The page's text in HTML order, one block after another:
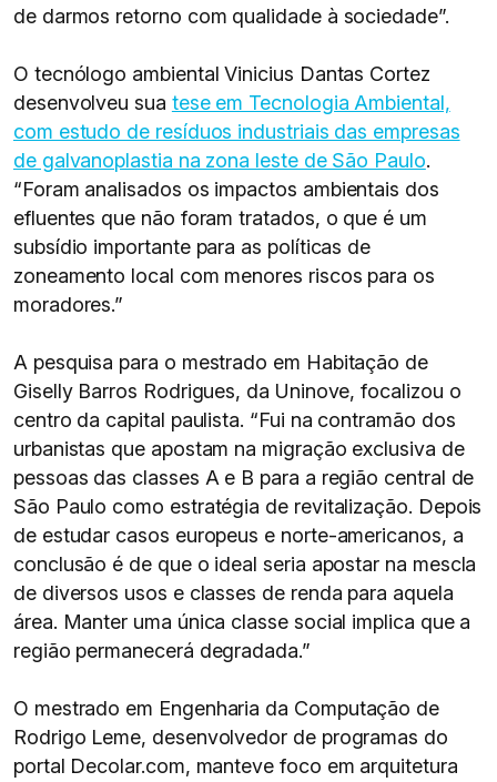
de darmos retorno com qualidade à sociedade”.
O tecnólogo ambiental Vinicius Dantas Cortez
desenvolveu sua tese em Tecnologia Ambiental,
com estudo de resíduos industriais das empresas
de galvanoplastia na zona leste de São Paulo.
“Foram analisados os impactos ambientais dos
efluentes que não foram tratados, o que é um
subsídio importante para as políticas de
zoneamento local com menores riscos para os
moradores.”
A pesquisa para o mestrado em Habitação de
Giselly Barros Rodrigues, da Uninove, focalizou o
centro da capital paulista. “Fui na contramão dos
urbanistas que apostam na migração exclusiva de
pessoas das classes A e B para a região central de
São Paulo como estratégia de revitalização. Depois
de estudar casos europeus e norte-americanos, a
conclusão é de que o ideal seria apostar na mescla
de diversos usos e classes de renda para aquela
área. Manter uma única classe social implica que a
região permanecerá degradada.”
O mestrado em Engenharia da Computação de
Rodrigo Leme, desenvolvedor de programas do
portal Decolar.com, manteve foco em arquitetura